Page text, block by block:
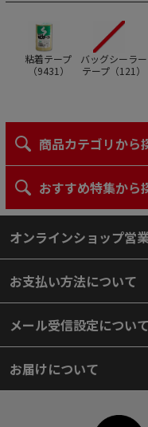
粘着テープ
（9431 ）
バッグシーラー
テープ（121 ）
商品カテゴリから
おすすめ特集から
オンラインショップ営
お支払い方法について
メール受信設定について
お届けについて